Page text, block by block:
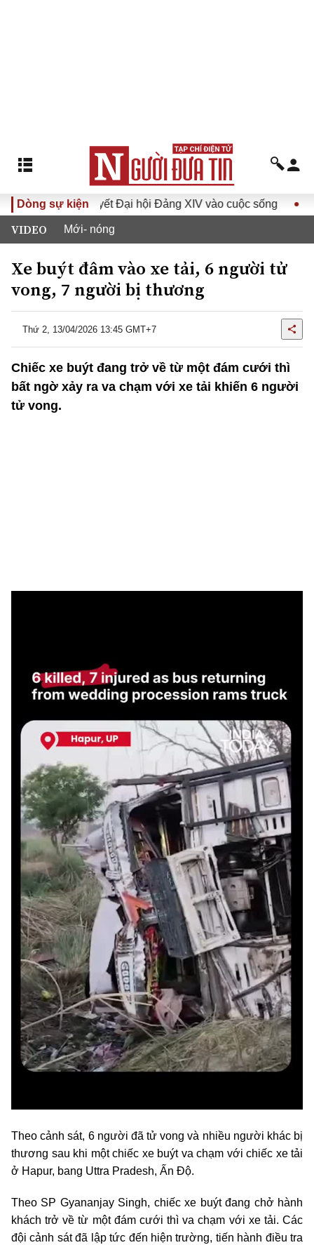
Dòng sự kiện
Đưa Nghị quyết Đại hội Đảng XIV vào cuộc sống Hướng
VIDEO Mới- nóng
Xe buýt đâm vào xe tải, 6 người tử
vong, 7 người bị thương
Thứ 2, 13/04/2026 13:45 GMT+7
Chiếc xe buýt đang trở về từ một đám cưới thì
bất ngờ xảy ra va chạm với xe tải khiến 6 người
tử vong.
Theo cảnh sát, 6 người đã tử vong và nhiều người khác bị
thương sau khi một chiếc xe buýt va chạm với chiếc xe tải
ở Hapur, bang Uttra Pradesh, Ấn Độ.
Theo SP Gyananjay Singh, chiếc xe buýt đang chở hành
khách trở về từ một đám cưới thì va chạm với xe tải. Các
đội cảnh sát đã lập tức đến hiện trường, tiến hành điều tra